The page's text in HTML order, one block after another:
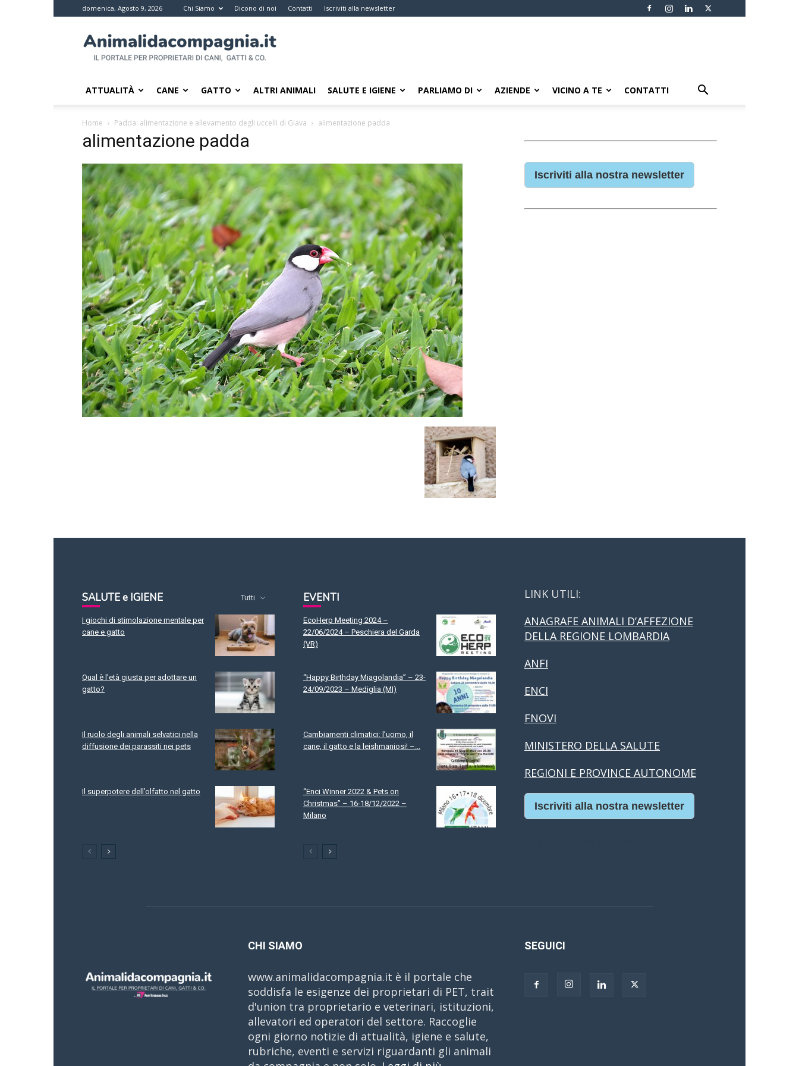
domenica, Agosto 9, 2026 Chi Siamo Dicono di noi Contatti Iscriviti alla newsletter
da
compagnia
Il
i
proprietari
di
pet
ATTUALITÀ CANE GATTO ALTRI ANIMALI SALUTE E IGIENE PARLIAMO DI AZIENDE VICINO A TE CONTATTI
Home Padda: alimentazione e allevamento degli uccelli di Giava alimentazione padda
alimentazione padda
Iscriviti alla nostra newsletter
SALUTE e IGIENE Tutti
I giochi di stimolazione mentale per
cane e gatto
Qual è l’età giusta per adottare un
gatto?
Il ruolo degli animali selvatici nella
diffusione dei parassiti nei pets
Il superpotere dell’olfatto nel gatto
EVENTI
EcoHerp Meeting 2024 –
22/06/2024 – Peschiera del Garda
(VR)
“Happy Birthday Miagolandia” – 23-
24/09/2023 – Mediglia (MI)
Cambiamenti climatici: l’uomo, il
cane, il gatto e la leishmaniosi! –...
“Enci Winner 2022 & Pets on
Christmas” – 16-18/12/2022 –
Milano
LINK UTILI:
ANAGRAFE ANIMALI D’AFFEZIONE
DELLA REGIONE LOMBARDIA
ANFI
ENCI
FNOVI
MINISTERO DELLA SALUTE
REGIONI E PROVINCE AUTONOME
Iscriviti alla nostra newsletter
CHI SIAMO
www.animalidacompagnia.it è il portale che
soddisfa le esigenze dei proprietari di PET, trait
d'union tra proprietario e veterinari, istituzioni,
allevatori ed operatori del settore. Raccoglie
ogni giorno notizie di attualità, igiene e salute,
rubriche, eventi e servizi riguardanti gli animali
SEGUICI